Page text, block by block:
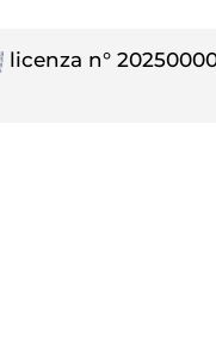
licenza n°